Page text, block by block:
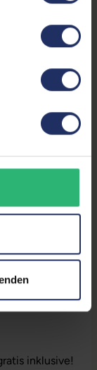
sich auf
digital
inklusive
Die
über 60%.
auf
inklusive!